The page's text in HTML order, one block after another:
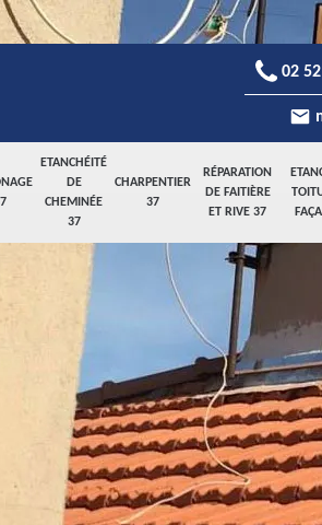
ETANCHÉITÉ
DE
CHEMINÉE
37
CHARPENTIER
37
RÉPARATION
DE FAITIÈRE
ET RIVE 37
02